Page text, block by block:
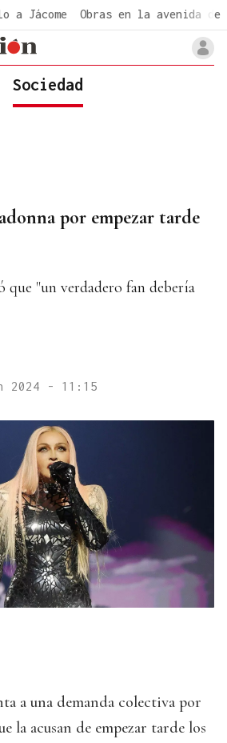
a Jácome Obras en la avenida de
Sociedad
por empezar tarde
que "un verdadero fan debería
2024 - 11:15
a una demanda colectiva por
la acusan de empezar tarde los